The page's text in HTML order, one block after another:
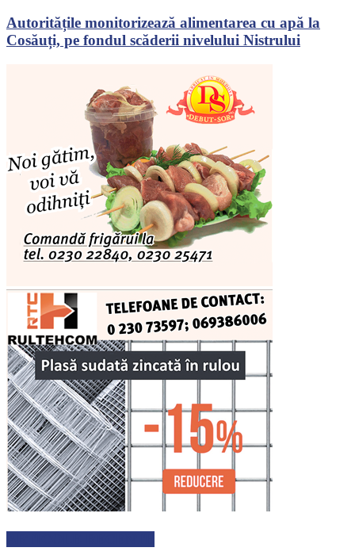
Autoritățile monitorizează alimentarea cu apă la
Cosăuți, pe fondul scăderii nivelului Nistrului